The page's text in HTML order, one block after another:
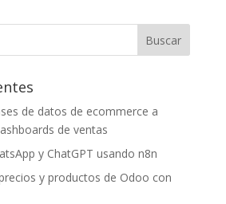
de datos de ecommerce a
de ventas
y ChatGPT usando n8n
y productos de Odoo con